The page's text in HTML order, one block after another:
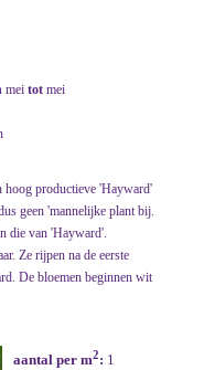
mei tot mei
hoog productieve 'Hayward'
geen 'mannelijke plant bij.
die van 'Hayward'.
Ze rijpen na de eerste
De bloemen beginnen wit
aantal per m2: 1